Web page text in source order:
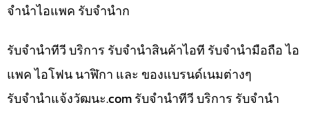
จำนำไอแพค รับจำนำก
รับจำนำทีวี บริการ รับจำนำสินค้าไอที รับจำนำมือถือ ไอ
แพค ไอโฟน นาฬิกา และ ของแบรนด์เนมต่างๆ
รับจํานําแจ้งวัฒนะ.com รับจำนำทีวี บริการ รับจำนำ